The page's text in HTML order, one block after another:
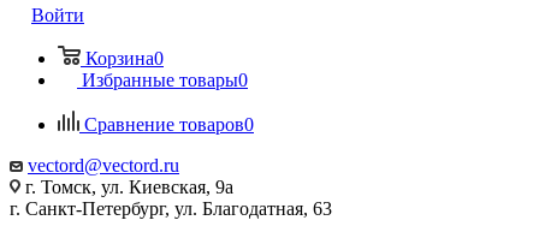
Войти
Корзина0
Избранные товары0
Сравнение товаров0
vectord@vectord.ru
г. Томск, ул. Киевская, 9а
г. Санкт-Петербург, ул. Благодатная, 63